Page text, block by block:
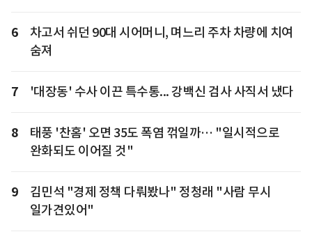
6
차고서 쉬던 90대 시어머니, 며느리 주차 차량에 치여
숨져
7 '대장동' 수사 이끈 특수통... 강백신 검사 사직서 냈다
8
태풍 '찬홈' 오면 35도 폭염 꺾일까… "일시적으로
완화되도 이어질 것"
9
김민석 "경제 정책 다뤄봤나" 정청래 "사람 무시
일가견있어"